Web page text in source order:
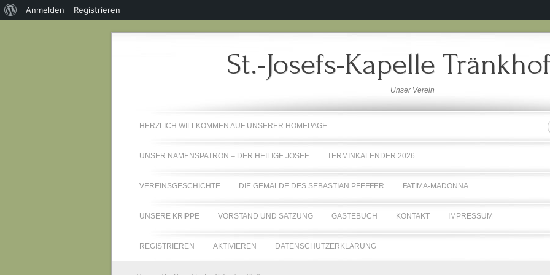
St.-Josefs-Kapelle
Unser Verein
HERZLICH WILLKOMMEN AUF UNSERER HOMEPAGE
UNSER NAMENSPATRON – DER HEILIGE JOSEF TERMINKALENDER 2026
VEREINSGESCHICHTE DIE GEMÄLDE DES SEBASTIAN PFEFFER FATIMA-MADONNA
UNSERE KRIPPE VORSTAND UND SATZUNG GÄSTEBUCH KONTAKT IMPRESSUM
REGISTRIEREN AKTIVIEREN DATENSCHUTZERKLÄRUNG
Über
Anmelden Registrieren